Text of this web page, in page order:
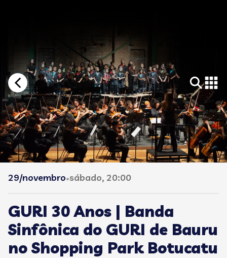
29/novembro•sábado, 20:00
GURI 30 Anos | Banda
Sinfônica do GURI de Bauru
no Shopping Park Botucatu